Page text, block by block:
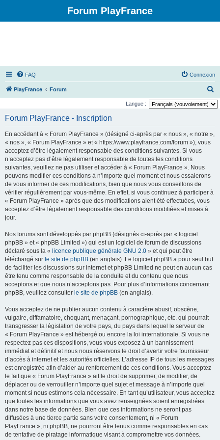
Forum PlayFrance
FAQ Connexion
PlayFrance Forum
e
Langue :
Forum PlayFrance - Inscription
En accédant à « Forum PlayFrance » (désigné ci-après par « nous », « notre »,
« nos », « Forum PlayFrance » et « https://www.playfrance.com/forum »), vous
acceptez d’être légalement responsable des conditions suivantes. Si vous
n’acceptez pas d’être légalement responsable de toutes les conditions
suivantes, veuillez ne pas utiliser et accéder à « Forum PlayFrance ». Nous
pouvons modifier ces conditions à n’importe quel moment et nous essaierons
de vous informer de ces modifications, bien que nous vous conseillons de
vérifier régulièrement par vous-même. En effet, si vous continuez à participer à
« Forum PlayFrance » après que des modifications aient été effectuées, vous
acceptez d’être légalement responsable des conditions modifiées et mises à
jour.
Nos forums sont développés par phpBB (désignés ci-après par « logiciel
phpBB » et « phpBB Limited ») qui est un logiciel de forum de discussions
déclaré sous la « licence publique générale GNU 2.0 » et qui peut être
téléchargé sur le site de phpBB (en anglais). Le logiciel phpBB a pour seul but
de faciliter les discussions sur internet et phpBB Limited ne peut en aucun cas
être tenu comme responsable de la conduite et du contenu que nous
acceptons et que nous n’acceptons pas. Pour plus d’informations concernant
phpBB, veuillez consulter le site de phpBB (en anglais).
Vous acceptez de ne publier aucun contenu à caractère abusif, obscène,
vulgaire, diffamatoire, choquant, menaçant, pornographique, etc. qui pourrait
transgresser la législation de votre pays, du pays dans lequel le serveur de
« Forum PlayFrance » est hébergé ou encore la loi internationale. Si vous ne
respectez pas ces dispositions, vous vous exposez à un bannissement
immédiat et définitif et nous nous réservons le droit d’avertir votre fournisseur
d’accès à internet et les autorités officielles. L’adresse IP de tous les messages
est enregistrée afin d’aider au renforcement de ces conditions. Vous acceptez
le fait que « Forum PlayFrance » ait le droit de supprimer, de modifier, de
déplacer ou de verrouiller n’importe quel sujet et message à n’importe quel
moment si nous estimons cela nécessaire. En tant qu’utilisateur, vous acceptez
que toutes les informations que vous avez renseignées soient enregistrées
dans notre base de données. Bien que ces informations ne seront pas
diffusées à une tierce partie sans votre consentement, ni « Forum
PlayFrance », ni phpBB, ne pourront être tenus comme responsables en cas
de tentative de piratage informatique visant à compromettre vos données.